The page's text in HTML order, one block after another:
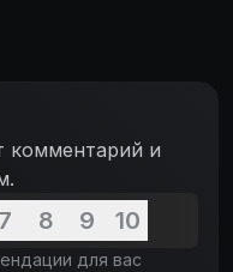
в виде песен или
комментарий и
7 8 9 10
для вас